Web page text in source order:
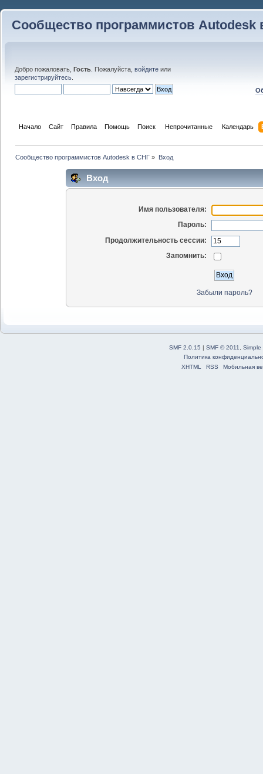
Сообщество программистов Autodesk
Добро пожаловать, Гость . Пожалуйста, войдите или
зарегистрируйтесь
Начало Сайт Правила Помощь Поиск Непрочитанные Календарь
Сообщество программистов Autodesk в СНГ » Вход
Вход
Имя пользователя:
Пароль:
Продолжительность сессии:
Запомнить:
Забыли пароль?
SMF 2.0.15 SMF © 2011, Simple
Политика
XHTML
RSS Мобильная